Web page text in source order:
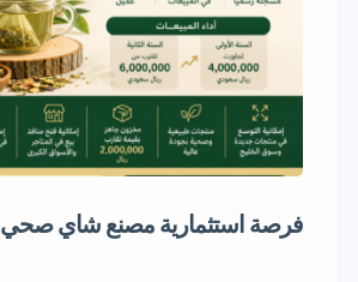
فرصة استثمارية مصنع شاي صحي